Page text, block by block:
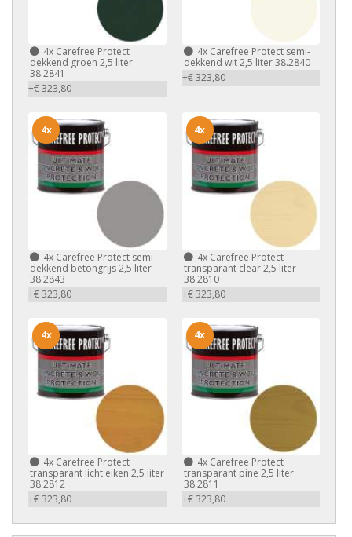
4x Carefree Protect
dekkend groen 2,5 liter
38.2841
+€ 323,80
4xCarefree Protect semi-
dekkend wit 2,5 liter 38.2840
+€ 323,80
4x Carefree Protect semi-
dekkend betongrijs 2,5 liter
38.2843
+€ 323,80
4x
4xCarefree Protect
transparant clear 2,5 liter
38.2810
+€ 323,80
4x
4x Carefree Protect
transparant licht eiken 2,5 liter
38.2812
+€ 323,80
4x
4xCarefree Protect
transparant pine 2,5 liter
38.2811
+€ 323,80
4x